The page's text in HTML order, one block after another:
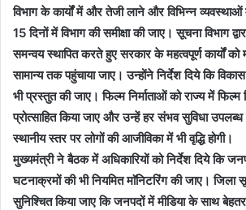
विभाग के कार्यों में और तेजी लाने और विभिन्न
15 दिनों में विभाग की समीक्षा की जाए। सूचना विभाग
समन्वय स्थापित करते हुए सरकार के महत्वपूर्ण कार्यों
सामान्य तक पहुंचाया जाए। उन्होंने निर्देश दिये कि
भी प्रस्तुत की जाए। फिल्म निर्माताओं को राज्य में फिल्म
प्रोत्साहित किया जाए और उन्हें हर संभव सुविधा
स्थानीय स्तर पर लोगों की आजीविका में भी वृद्धि होगी।
मुख्यमंत्री ने बैठक में अधिकारियों को निर्देश दिये कि
घटनाक्रमों की भी नियमित माॅनिटरिंग की जाए। जिला
सुनिश्चित किया जाए कि जनपदों में मीडिया के साथ